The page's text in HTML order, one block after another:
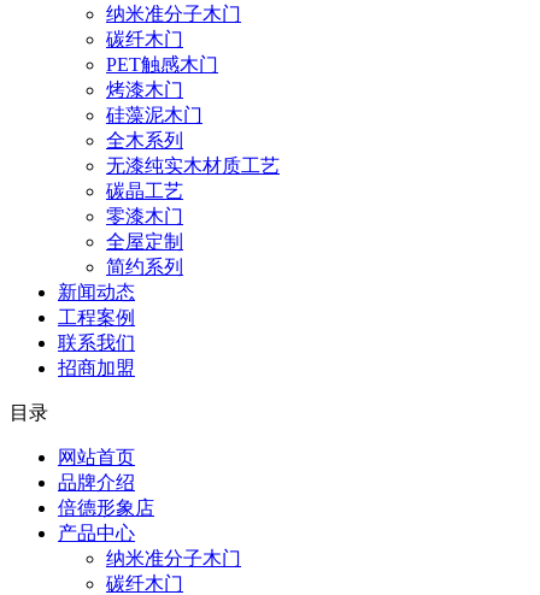
纳米准分子木门
碳纤木门
PET触感木门
烤漆木门
硅藻泥木门
全木系列
无漆纯实木材质工艺
碳晶工艺
零漆木门
全屋定制
简约系列
新闻动态
工程案例
联系我们
招商加盟
目录
网站首页
品牌介绍
倍德形象店
产品中心
纳米准分子木门
碳纤木门